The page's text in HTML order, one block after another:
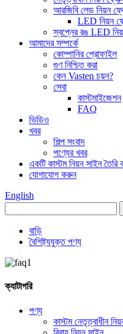
আরজিবি লেড নিয়ন
LED নিয়ন
স্বপ্নের রঙ LED
আমাদের সম্পর্কে
কোম্পানির প্রোফাইল
গুণ নিশ্চিত করা
কেন Vasten চয়ন?
সেবা
কাস্টমাইজেশন
FAQ
ভিডিও
খবর
শিল্প সংবাদ
পণ্যের খবর
একটি কাস্টম নিয়ন সাইন তৈরি
যোগাযোগ করুন
English
বাড়ি
বৈশিষ্ট্যযুক্ত পণ্য
ক্যাটাগরি
পণ্য
কাস্টম নেতৃত্বাধীন